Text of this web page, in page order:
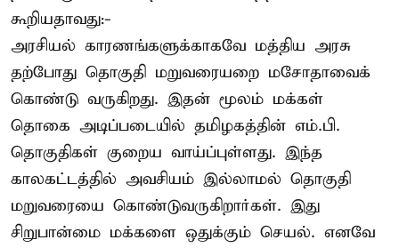
கூறியதாவது:-
அரசியல் காரணங்களுக்காகவே மத்திய அரசு
தற்போது தொகுதி மறுவரையறை மசோதாவைக்
கொண்டு வருகிறது. இதன் மூலம் மக்கள்
தொகை அடிப்படையில் தமிழகத்தின் எம்.பி.
தொகுதிகள் குறைய வாய்ப்புள்ளது. இந்த
காலகட்டத்தில் அவசியம் இல்லாமல் தொகுதி
மறுவரையை கொண்டுவருகிறார்கள். இது
சிறுபான்மை மக்களை ஒதுக்கும் செயல். எனவே